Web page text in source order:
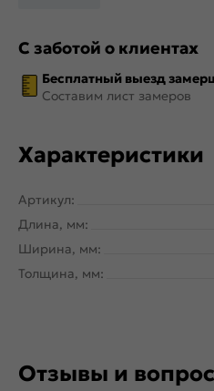
С заботой о клиентах
Бесплатный выезд
Составим лист замеров
Характеристики
Артикул:
Длина, мм:
Ширина, мм:
Толщина, мм:
Отзывы и